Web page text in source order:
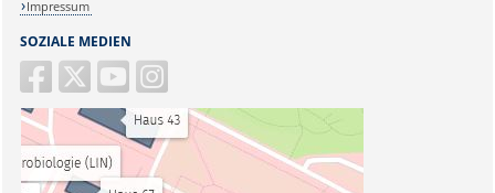
SOZIALE MEDIEN
Impressum